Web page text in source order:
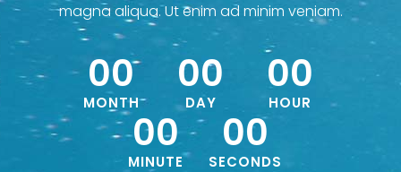
magna aliqua. Ut enim ad minim veniam.
00
MONTH
00
DAY
00
HOUR
00
MINUTE
00
SECONDS